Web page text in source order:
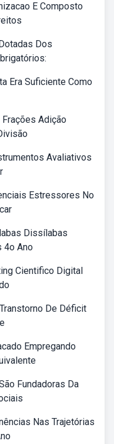
E Composto
Dos
Era Suficiente Como
Adição
Avaliativos
Estressores No
Dissílabas
4o Ano
Cientifico Digital
De Déficit
Empregando
Fundadoras Da
Nas Trajetórias